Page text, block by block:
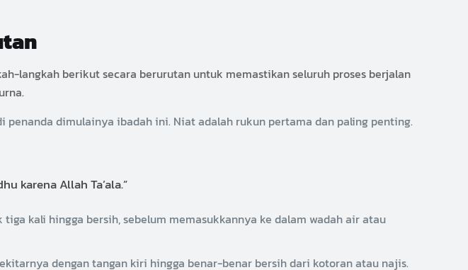
langkah berikut secara berurutan untuk memastikan seluruh proses berjalan
dimulainya ibadah ini. Niat adalah rukun pertama dan paling penting.
karena Allah Ta’ala.”
kali hingga bersih, sebelum memasukkannya ke dalam wadah air atau
dengan tangan kiri hingga benar-benar bersih dari kotoran atau najis.